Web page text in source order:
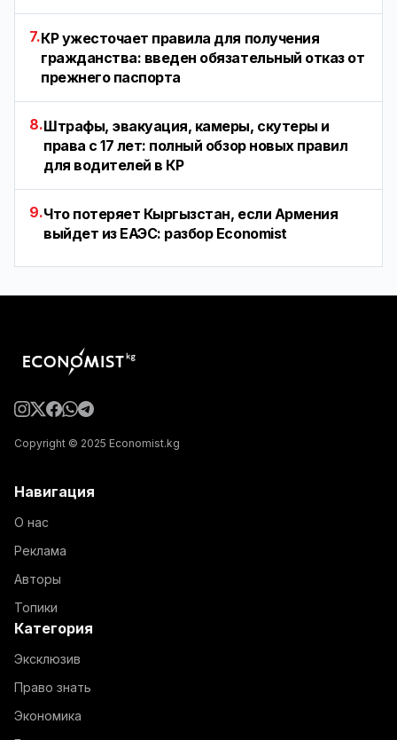
7.КР ужесточает правила для получения
гражданства: введен обязательный отказ от
прежнего паспорта
8.Штрафы, эвакуация, камеры, скутеры и
права с 17 лет: полный обзор новых правил
для водителей в КР
9.Что потеряет Кыргызстан, если Армения
выйдет из ЕАЭС: разбор Economist
Copyright © 2025 Economist.kg
Навигация
О нас
Реклама
Авторы
Топики
Категория
Эксклюзив
Право знать
Экономика